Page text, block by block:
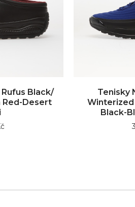
Rufus Black/
Red-Desert
Tenisky
Winterized
Black-